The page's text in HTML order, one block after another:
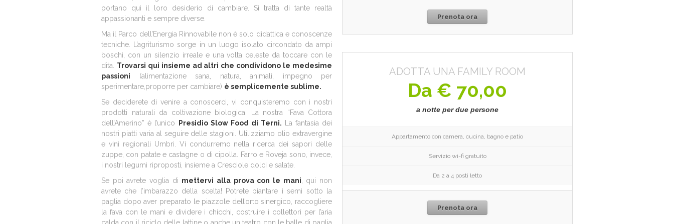
portano qui il loro desiderio di cambiare. Si tratta di tante realtà
appassionanti e sempre diverse.
Ma il Parco dell’Energia Rinnovabile non è solo didattica e conoscenze
tecniche. L’agriturismo sorge in un luogo isolato circondato da ampi
boschi, con un silenzio irreale e una volta celeste da toccare con le
dita. Trovarsi qui insieme ad altri che condividono le medesime
passioni (alimentazione sana, natura, animali, impegno per
sperimentare,proporre per cambiare) è semplicemente sublime.
Se deciderete di venire a conoscerci, vi conquisteremo con i nostri
prodotti naturali da coltivazione biologica. La nostra “Fava Cottora
dell’Amerino” è l’unico
Presidio Slow Food di Terni.
La fantasia dei
nostri piatti varia al seguire delle stagioni. Utilizziamo olio extravergine
e vini regionali Umbri. Vi condurremo nella ricerca dei sapori delle
zuppe, con patate e castagne o di cipolla. Farro e Roveja sono, invece,
i nostri legumi riproposti, insieme a Cresciole dolci e salate.
Se poi avrete voglia di mettervi alla prova con le mani , qui non
avrete che l’imbarazzo della scelta! Potrete piantare i semi sotto la
paglia dopo aver preparato le piazzole dell’orto sinergico, raccogliere
la fava con le mani e dividere i chicchi, costruire i collettori per l’aria
Prenota ora
ADOTTA UNA FAMILY ROOM
Da € 70,00
a notte per due persone
Appartamento con camera, cucina, bagno e patio
Servizio wi-fi gratuito
Da 2 a 4 posti letto
Prenota ora